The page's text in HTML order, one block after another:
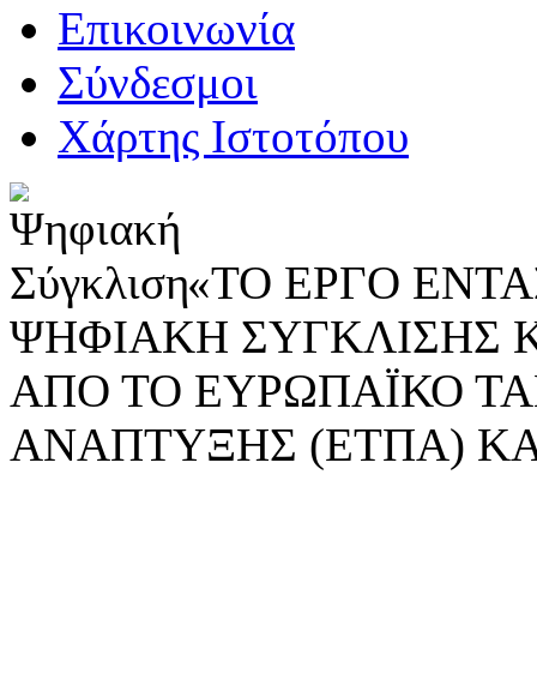
Επικοινωνία
Σύνδεσμοι
Χάρτης Ιστοτόπου
«ΤΟ ΕΡΓΟ
ΨΗΦΙΑΚΗ ΣΥΓΚΛΙΣΗΣ
ΑΠΟ ΤΟ ΕΥΡΩΠΑΪΚΟ
ΑΝΑΠΤΥΞΗΣ (ΕΤΠΑ)